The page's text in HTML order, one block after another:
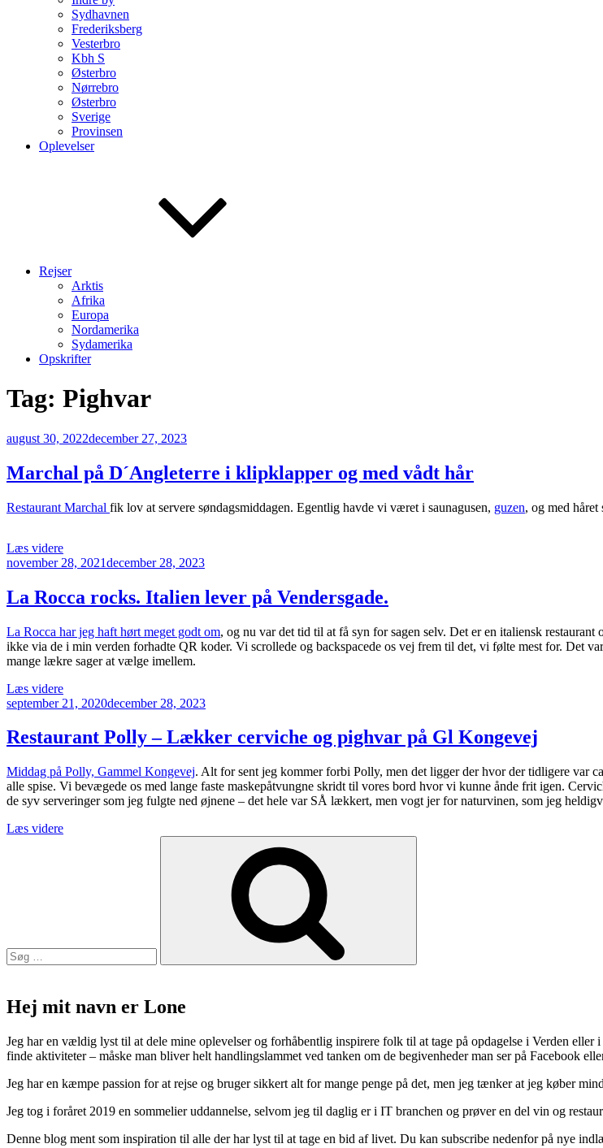
Sydhavnen
Frederiksberg
Vesterbro
Kbh S
Østerbro
Nørrebro
Østerbro
Sverige
Provinsen
Oplevelser
Rejser
Arktis
Afrika
Europa
Nordamerika
Sydamerika
Opskrifter
Tag: Pighvar
Udgivet
august 30, 2022december 27, 2023
Marchal på D´Angleterre i klipklapper og med vådt hår
Restaurant Marchal fik lov at servere søndagsmiddagen. Egentlig havde vi været i saunagusen, guzen, og med
Læs videre“Marchal
på
´Angleterre
i
og
med
vådt
Udgivet
november 28, 2021december 28, 2023
La Rocca rocks. Italien lever på Vendersgade.
La Rocca har jeg haft hørt meget godt om, og nu var det tid til at få syn for sagen selv. Det er en italiensk
ikke via de i min verden forhadte QR koder. Vi scrollede og backspacede os vej frem til det, vi følte mest for. Det
mange lækre sager at vælge imellem.
Læs videre“La
Rocca
Italien
lever
Vendersgade.”
Udgivet
september 21, 2020december 28, 2023
Restaurant Polly – Lækker cerviche og pighvar på Gl Kongevej
Middag på Polly, Gammel Kongevej. Alt for sent jeg kommer forbi Polly, men det ligger der hvor der tidligere var
alle spise. Vi bevægede os med lange faste maskepåtvungne skridt til vores bord hvor vi kunne ånde frit igen.
de syv serveringer som jeg fulgte ned øjnene – det hele var SÅ lækkert, men vogt jer for naturvinen, som jeg
Læs videre“Restaurant
Hej mit navn er Lone
Jeg har en vældig lyst til at dele mine oplevelser og forhåbentlig inspirere folk til at tage på opdagelse i Verden
finde aktiviteter – måske man bliver helt handlingslammet ved tanken om de begivenheder man ser på Facebook
Jeg har en kæmpe passion for at rejse og bruger sikkert alt for mange penge på det, men jeg tænker at jeg køber
Jeg tog i foråret 2019 en sommelier uddannelse, selvom jeg til daglig er i IT branchen og prøver en del vin og
Denne blog ment som inspiration til alle der har lyst til at tage en bid af livet. Du kan subscribe nedenfor på nye